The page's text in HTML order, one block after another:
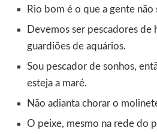
Rio bom é o que a gente
Devemos ser pescadores de
guardiões de aquários.
Sou pescador de sonhos,
esteja a maré.
Não adianta chorar o
O peixe, mesmo na rede do